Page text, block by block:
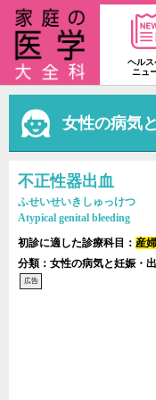
ヘルス
ニュ
女性の病気
不正性器出血
ふせいせいきしゅっけつ
Atypical genital bleeding
初診に適した診療科目： 産
分類：女性の病気と妊娠・
広告